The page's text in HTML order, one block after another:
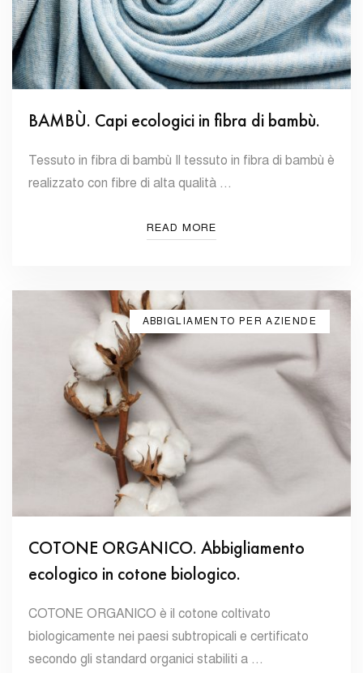
BAMBÙ. Capi ecologici in fibra di bambù.
Tessuto in fibra di bambù Il tessuto in fibra di bambù è
realizzato con fibre di alta qualità …
READ MORE
ABBIGLIAMENTO PER AZIENDE
COTONE ORGANICO. Abbigliamento
ecologico in cotone biologico.
COTONE ORGANICO è il cotone coltivato
biologicamente nei paesi subtropicali e certificato
secondo gli standard organici stabiliti a …